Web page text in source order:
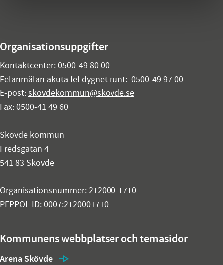
Organisationsuppgifter
Kontaktcenter:0500-49 80 00
Felanmälan akuta fel dygnet runt: 0500-49 97 00
E-post:skovdekommun@skovde.se
Fax: 0500-41 49 60
Skövde kommun
Fredsgatan 4
541 83 Skövde
Organisationsnummer: 212000-1710
PEPPOL ID: 0007:2120001710
Kommunens webbplatser och temasidor
Arena Skövde